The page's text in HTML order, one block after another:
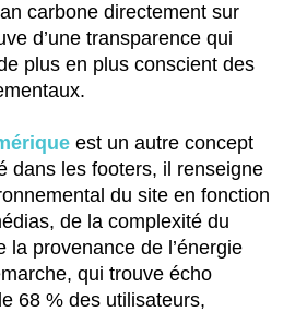
carbone directement sur
d’une transparence qui
plus en plus conscient des
est un autre concept
dans les footers, il renseigne
du site en fonction
de la complexité du
la provenance de l’énergie
qui trouve écho
68 % des utilisateurs,